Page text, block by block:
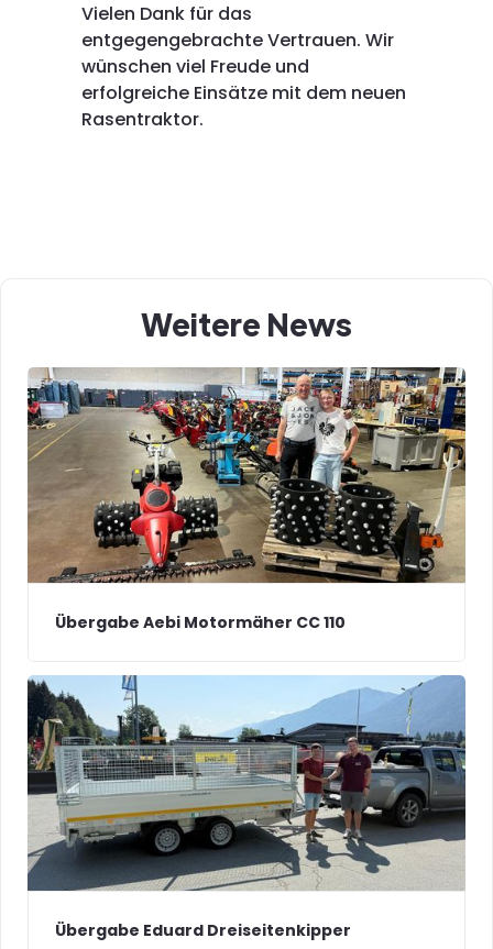
Vielen Dank für das
entgegengebrachte Vertrauen. Wir
wünschen viel Freude und
erfolgreiche Einsätze mit dem neuen
Rasentraktor.
Weitere News
Übergabe Aebi Motormäher CC 110
Übergabe Eduard Dreiseitenkipper